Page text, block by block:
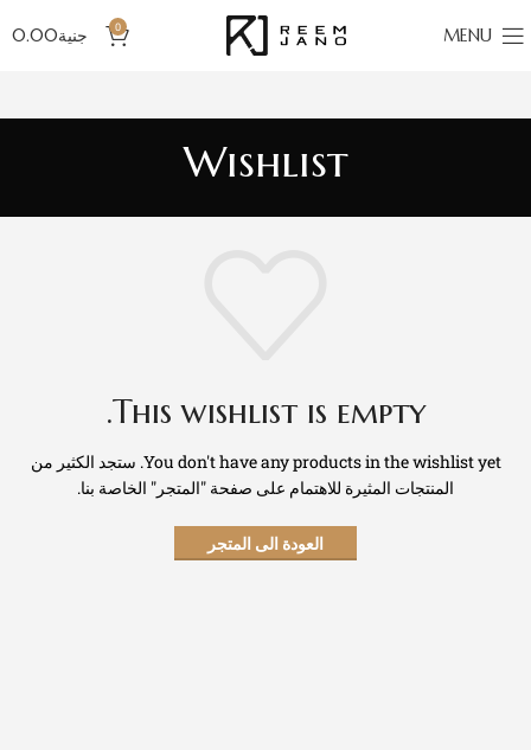
MENU
0 جنية0.00
Wishlist
This wishlist is empty.
You don't have any products in the wishlist yet. ستجد الكثير من
المنتجات المثيرة للاهتمام على صفحة "المتجر" الخاصة بنا.
العودة الى المتجر